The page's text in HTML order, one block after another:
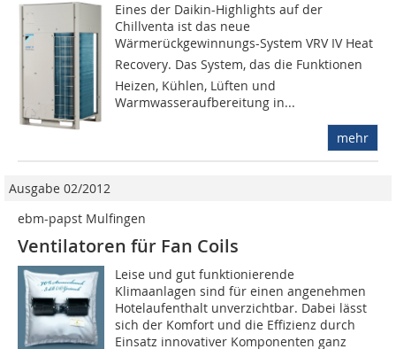
Eines der Daikin-Highlights auf der
Chillventa ist das neue
Wärmerückgewinnungs-System VRV IV Heat
Recovery. Das System, das die Funktionen
Heizen, Kühlen, Lüften und
Warmwasseraufbereitung in...
mehr
Ausgabe 02/2012
ebm-papst Mulfingen
Ventilatoren für Fan Coils
Leise und gut funktionierende
Klimaanlagen sind für einen angenehmen
Hotelaufenthalt unverzichtbar. Dabei lässt
sich der Komfort und die Effizienz durch
Einsatz innovativer Komponenten ganz